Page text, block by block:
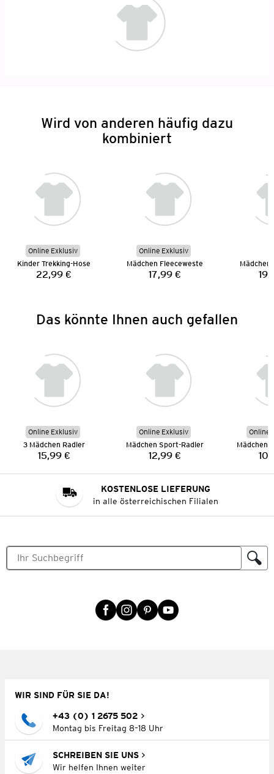
Wird von anderen häufig dazu
kombiniert
Online Exklusiv
Kinder Trekking-Hose
Preis:
22,99 €
Online Exklusiv
Mädchen Fleeceweste
Preis:
17,99 €
Mädchen
Das könnte Ihnen auch gefallen
Online Exklusiv
3 Mädchen Radler
Preis:
15,99 €
Online Exklusiv
Mädchen Sport-Radler
Preis:
12,99 €
Online
Mädchen
KOSTENLOSE LIEFERUNG
in alle österreichischen Filialen
WIR SIND FÜR SIE DA!
+43 (0) 1 2675 502
Montag bis Freitag 8–18 Uhr
SCHREIBEN SIE UNS
Wir helfen Ihnen weiter